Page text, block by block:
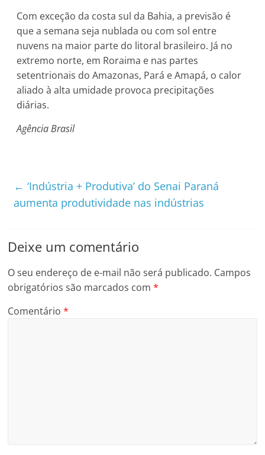
Com exceção da costa sul da Bahia, a previsão é
que a semana seja nublada ou com sol entre
nuvens na maior parte do litoral brasileiro. Já no
extremo norte, em Roraima e nas partes
setentrionais do Amazonas, Pará e Amapá, o calor
aliado à alta umidade provoca precipitações
diárias.
Agência Brasil
← ‘Indústria + Produtiva’ do Senai Paraná
aumenta produtividade nas indústrias
Deixe um comentário
O seu endereço de e-mail não será publicado. Campos
obrigatórios são marcados com*
Comentário*